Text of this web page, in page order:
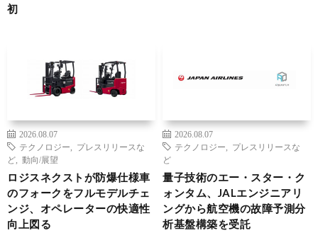
初
2026.08.07
テクノロジー
プレスリリースな
ど
動向/展望
ロジスネクストが防爆仕様車
のフォークをフルモデルチェ
ンジ、オペレーターの快適性
向上図る
2026.08.07
テクノロジー
プレスリリースな
ど
量子技術のエー・スター・ク
ォンタム、JALエンジニアリ
ングから航空機の故障予測分
析基盤構築を受託